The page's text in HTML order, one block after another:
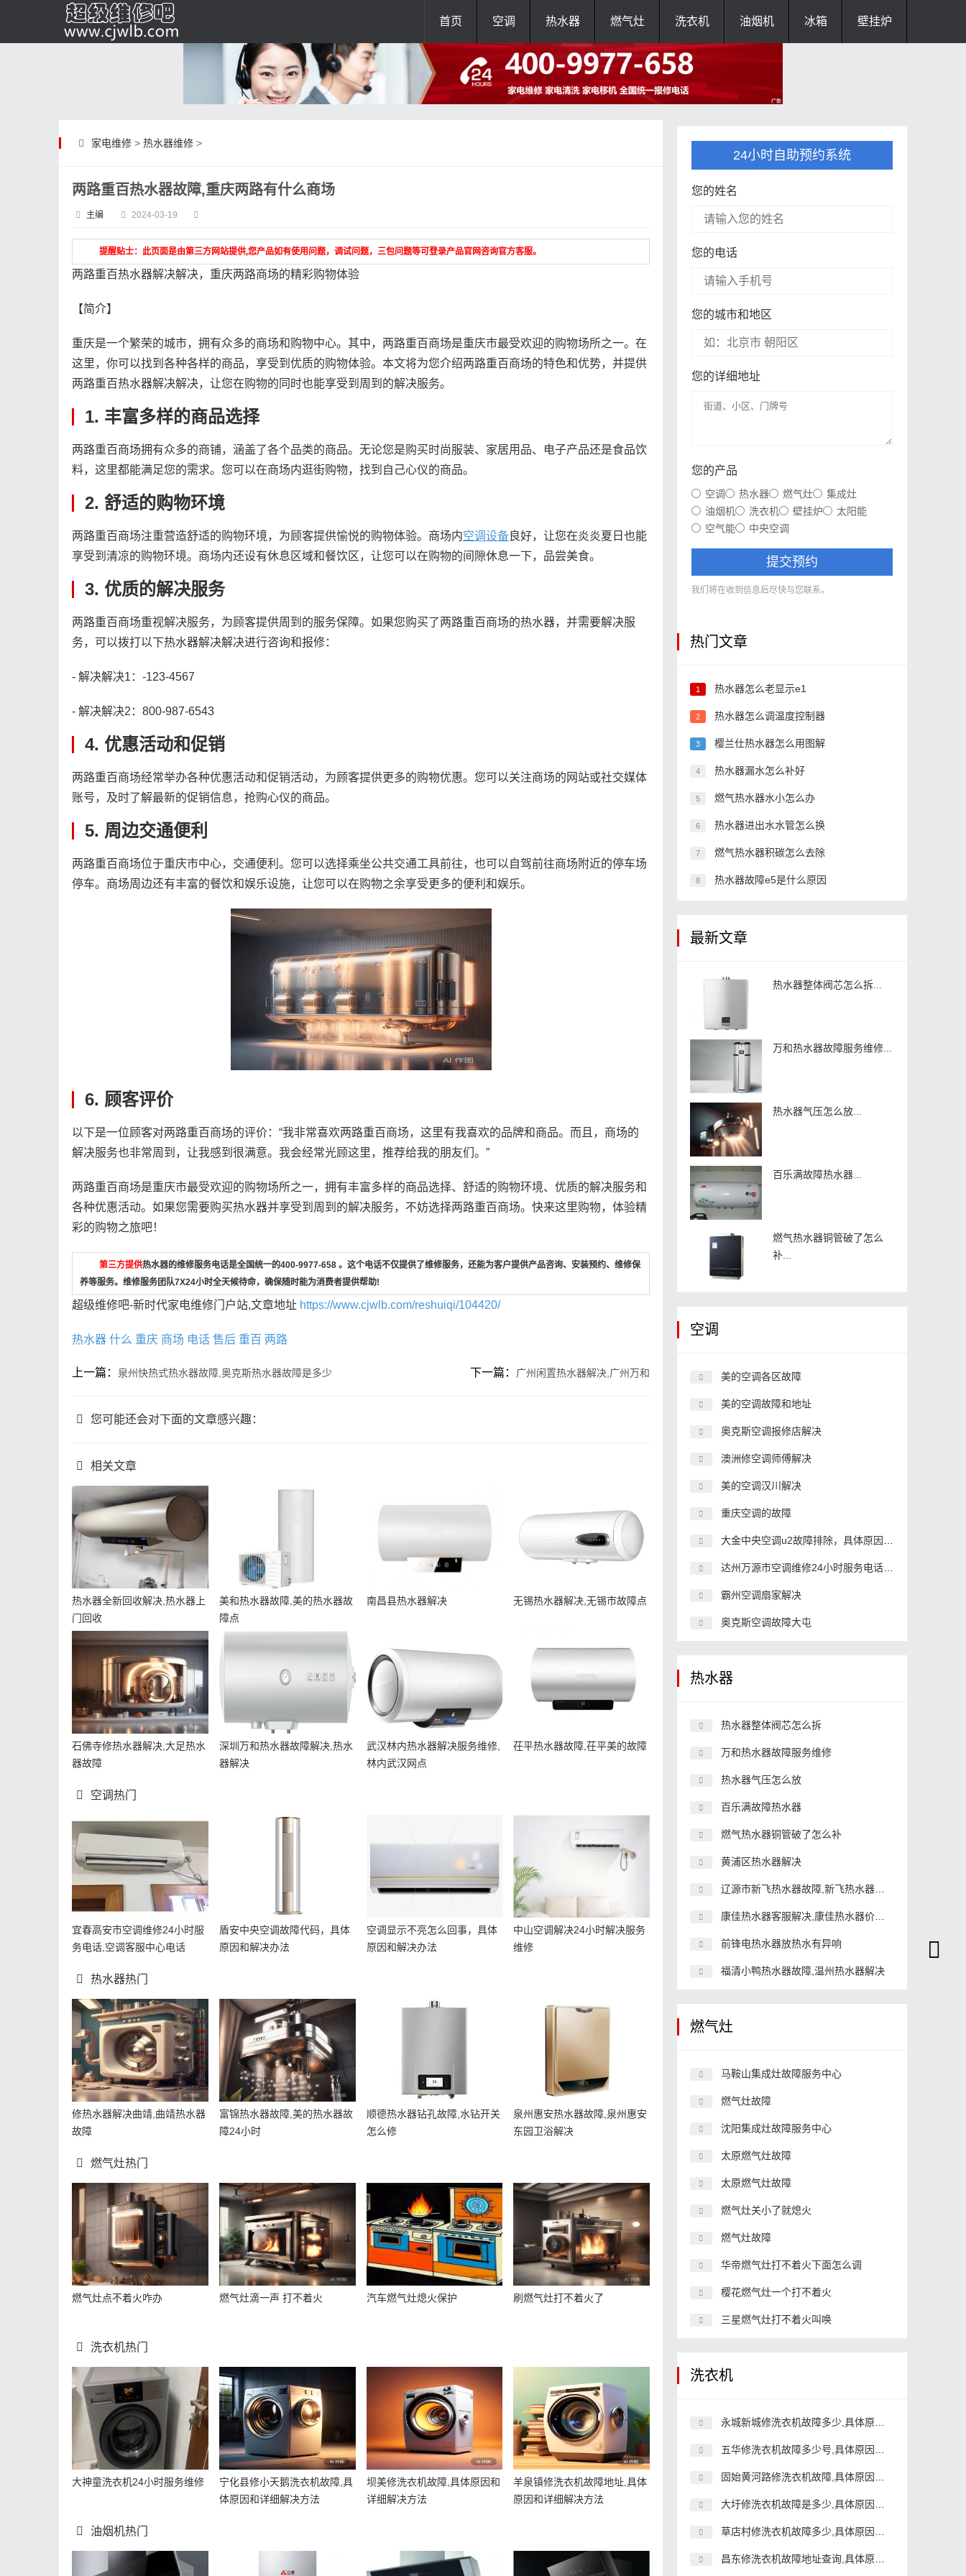
首页 空调 热水器 燃气灶 洗衣机 油烟机 冰箱 壁挂炉
家电维修> 热水器维修>
两路重百热水器故障,重庆两路有什么商场
主编 2024-03-19
提醒贴士：此页面是由第三方网站提供,您产品如有使用问题，调试问题，三包问题等可登录产品官网咨询官方客服。
两路重百热水器解决解决，重庆两路商场的精彩购物体验
【简介】
重庆是一个繁荣的城市，拥有众多的商场和购物中心。其中，两路重百商场是重庆市最受欢迎的购物场所之一。在
这里，你可以找到各种各样的商品，享受到优质的购物体验。本文将为您介绍两路重百商场的特色和优势，并提供
两路重百热水器解决解决，让您在购物的同时也能享受到周到的解决服务。
1. 丰富多样的商品选择
两路重百商场拥有众多的商铺，涵盖了各个品类的商品。无论您是购买时尚服装、家居用品、电子产品还是食品饮
料，这里都能满足您的需求。您可以在商场内逛街购物，找到自己心仪的商品。
2. 舒适的购物环境
两路重百商场注重营造舒适的购物环境，为顾客提供愉悦的购物体验。商场内空调设备 良好，让您在炎炎夏日也能
享受到清凉的购物环境。商场内还设有休息区域和餐饮区，让您可以在购物的间隙休息一下，品尝美食。
3. 优质的解决服务
两路重百商场重视解决服务，为顾客提供周到的服务保障。如果您购买了两路重百商场的热水器，并需要解决服
务，可以拨打以下热水器解决解决进行咨询和报修：
- 解决解决1：-123-4567
- 解决解决2：800-987-6543
4. 优惠活动和促销
两路重百商场经常举办各种优惠活动和促销活动，为顾客提供更多的购物优惠。您可以关注商场的网站或社交媒体
账号，及时了解最新的促销信息，抢购心仪的商品。
5. 周边交通便利
两路重百商场位于重庆市中心，交通便利。您可以选择乘坐公共交通工具前往，也可以自驾前往商场附近的停车场
停车。商场周边还有丰富的餐饮和娱乐设施，让您可以在购物之余享受更多的便利和娱乐。
6. 顾客评价
以下是一位顾客对两路重百商场的评价：“我非常喜欢两路重百商场，这里有我喜欢的品牌和商品。而且，商场的
解决服务也非常周到，让我感到很满意。我会经常光顾这里，推荐给我的朋友们。”
两路重百商场是重庆市最受欢迎的购物场所之一，拥有丰富多样的商品选择、舒适的购物环境、优质的解决服务和
各种优惠活动。如果您需要购买热水器并享受到周到的解决服务，不妨选择两路重百商场。快来这里购物，体验精
彩的购物之旅吧！
第三方提供热水器的维修服务电话是全国统一的400-9977-658 。这个电话不仅提供了维修服务，还能为客户提供产品咨询、安装预约、维修保
养等服务。维修服务团队7X24小时全天候待命，确保随时能为消费者提供帮助!
超级维修吧-新时代家电维修门户站,文章地址 https://www.cjwlb.com/reshuiqi/104420/
热水器 什么 重庆 商场 电话 售后 重百 两路
上一篇： 泉州快热式热水器故障,奥克斯热水器故障是多少 下一篇： 广州闲置热水器解决,广州万和
您可能还会对下面的文章感兴趣：
相关文章
热水器全新回收解决,热水器上
门回收
美和热水器故障,美的热水器故
障点
南昌县热水器解决 无锡热水器解决,无锡市故障点
石佛寺修热水器解决,大足热水
器故障
深圳万和热水器故障解决,热水
器解决
武汉林内热水器解决服务维修,
林内武汉网点
茌平热水器故障,茌平美的故障
空调热门
宜春高安市空调维修24小时服
务电话,空调客服中心电话
盾安中央空调故障代码，具体
原因和解决办法
空调显示不亮怎么回事，具体
原因和解决办法
中山空调解决24小时解决服务
维修
热水器热门
修热水器解决曲靖,曲靖热水器
故障
富锦热水器故障,美的热水器故
障24小时
顺德热水器钻孔故障,水钻开关
怎么修
泉州惠安热水器故障,泉州惠安
东园卫浴解决
燃气灶热门
燃气灶点不着火咋办 燃气灶滴一声 打不着火 汽车燃气灶熄火保护 刷燃气灶打不着火了
洗衣机热门
大神童洗衣机24小时服务维修
宁化县修小天鹅洗衣机故障,具
体原因和详细解决方法
坝美修洗衣机故障,具体原因和
详细解决方法
羊泉镇修洗衣机故障地址,具体
原因和详细解决方法
油烟机热门
24小时自助预约系统
您的姓名
您的电话
您的城市和地区
您的详细地址
您的产品
空调 热水器 燃气灶
集成灶
油烟机
洗衣机 壁挂炉
太阳能
空气能
中央空调
提交预约
我们将在收到信息后尽快与您联系。
热门文章
1 热水器怎么老显示e1
2 热水器怎么调温度控制器
3 樱兰仕热水器怎么用图解
4 热水器漏水怎么补好
5 燃气热水器水小怎么办
6 热水器进出水水管怎么换
7 燃气热水器积碳怎么去除
8 热水器故障e5是什么原因
最新文章
热水器整体阀芯怎么拆...
万和热水器故障服务维修...
热水器气压怎么放...
百乐满故障热水器...
燃气热水器铜管破了怎么
补...
空调
美的空调各区故障
美的空调故障和地址
奥克斯空调报修店解决
澳洲修空调师傅解决
美的空调汉川解决
重庆空调的故障
大金中央空调u2故障排除，具体原因和解决办法
达州万源市空调维修24小时服务电话,空调客服中心电话
霸州空调扇家解决
奥克斯空调故障大屯
热水器
热水器整体阀芯怎么拆
万和热水器故障服务维修
热水器气压怎么放
百乐满故障热水器
燃气热水器铜管破了怎么补
黄浦区热水器解决
辽源市新飞热水器故障,新飞热水器保修几年
康佳热水器客服解决,康佳热水器价格一览表
前锋电热水器放热水有异响
福清小鸭热水器故障,温州热水器解决
燃气灶
马鞍山集成灶故障服务中心
燃气灶故障
沈阳集成灶故障服务中心
太原燃气灶故障
太原燃气灶故障
燃气灶关小了就熄火
燃气灶故障
华帝燃气灶打不着火下面怎么调
樱花燃气灶一个打不着火
三星燃气灶打不着火叫唤
洗衣机
永城新城修洗衣机故障多少,具体原因和详细解决方法
五华修洗衣机故障多少号,具体原因和详细解决方法
固始黄河路修洗衣机故障,具体原因和详细解决方法
大圩修洗衣机故障是多少,具体原因和详细解决方法
草店村修洗衣机故障多少,具体原因和详细解决方法
昌东修洗衣机故障地址查询,具体原因和详细解决方法